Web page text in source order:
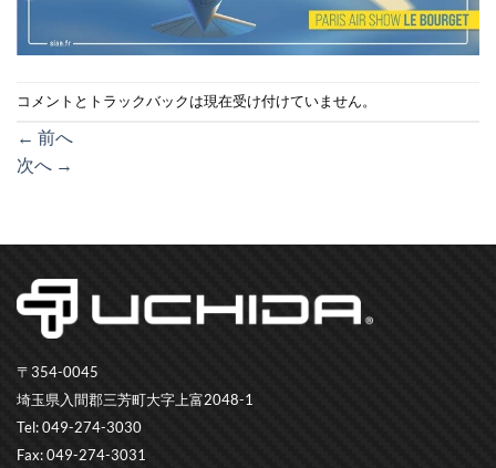
コメントとトラックバックは現在受け付けていません。
← 前へ
次へ →
〒354-0045
埼玉県入間郡三芳町大字上富2048-1
Tel: 049-274-3030
Fax: 049-274-3031